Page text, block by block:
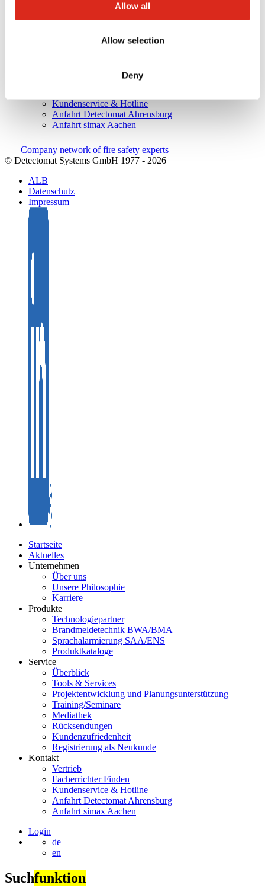
Allow all
Allow selection
Deny
Projektentwicklung und Planungsunterstützung
Training/Seminare
Rücksendungen
Kundenservice & Hotline
Anfahrt Detectomat Ahrensburg
Anfahrt simax Aachen
Company network of fire safety experts
© Detectomat Systems GmbH 1977 - 2026
ALB
Datenschutz
Impressum
Startseite
Aktuelles
Unternehmen
Über uns
Unsere Philosophie
Karriere
Produkte
Technologiepartner
Brandmeldetechnik BWA/BMA
Sprachalarmierung SAA/ENS
Produktkataloge
Service
Überblick
Tools & Services
Projektentwicklung und Planungsunterstützung
Training/Seminare
Mediathek
Rücksendungen
Kundenzufriedenheit
Registrierung als Neukunde
Kontakt
Vertrieb
Facherrichter Finden
Kundenservice & Hotline
Anfahrt Detectomat Ahrensburg
Anfahrt simax Aachen
Login
de
en
Suchfunktion